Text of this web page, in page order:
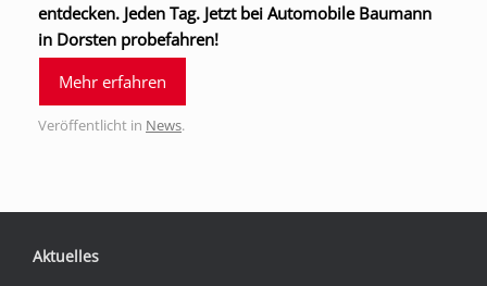
entdecken. Jeden Tag. Jetzt bei Automobile Baumann
in Dorsten probefahren!
Mehr erfahren
Veröffentlicht in News.
Aktuelles